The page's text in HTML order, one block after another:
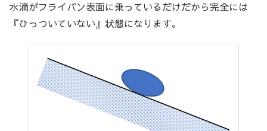
水滴がフライパン表面に乗っているだけだから完全には
『ひっついていない』状態になります。